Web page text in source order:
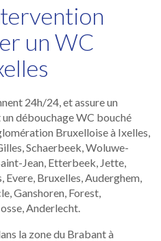
un WC
24h/24, et assure un
débouchage WC bouché
Bruxelloise à Ixelles,
Schaerbeek, Woluwe-
Jean, Etterbeek, Jette,
Evere, Bruxelles, Auderghem,
Ganshoren, Forest,
Anderlecht.
la zone du Brabant à